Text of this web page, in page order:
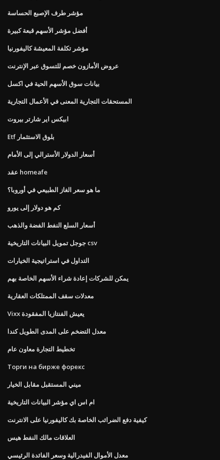
مؤشر طرف الإصبع الحساسة
أفضل مؤشر الأسهم قبعة كبيرة
مؤشر تكلفة المعيشة كاليفورنيا
عروض الأمازون خصم للتسوق عبر الإنترنت
بيانات سوق الأسهم الحية في اكسل
المستحقات التجارية المعنى في الأعمال التجارية
ابيكس اير شارتر بيروت
Etf بلوق الاستثمار
أسعار الدولار الأسترالي إلى الأمام
عقد homeafe
ما هو سعر الغاز الطبيعي في أوروبا؟
كم هو دولار إلى يورو
أسعار السلع النفط الفضة والذهب
جوجل تمويل البيانات التاريخية csv
التداول في استراتيجية الخيارات
يمكن للشركات إعادة شراء الأسهم الخاصة بهم
معدلات سقف الممتلكات العقارية
Vixx يعيش الفنتازيا المفقودة
معدل التضخم على المدى الطويل كندا
تخطيط التجارة معاون عام
Торги на бирже форекс
ميني المستقبل مقابل الخيار
ام اس اي مؤشر البيانات التاريخية
كيفية دفع الضرائب الخاصة بك كاليفورنيا على الانترنت
العلاقات مالك النفط هيس
معدل الأموال الفيدرالية وسعر الفائدة الرئيسي